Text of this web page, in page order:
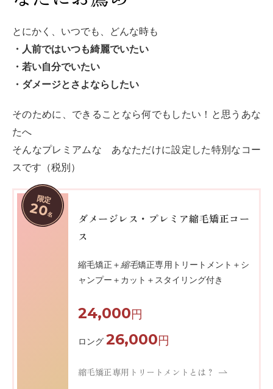
とにかく、いつでも、どんな時も
・人前ではいつも綺麗でいたい
・若い自分でいたい
・ダメージとさよならしたい
そのために、できることなら何でもしたい！と思うあな
たへ
そんなプレミアムな あなただけに設定した特別なコー
スです（税別）
限定
20名
ダメージレス・プレミア縮毛矯正コー
ス
縮毛矯正＋縮毛矯正専用トリートメント＋シ
ャンプー＋カット＋スタイリング付き
24,000円
ロング 26,000円
縮毛矯正専用トリートメントとは？